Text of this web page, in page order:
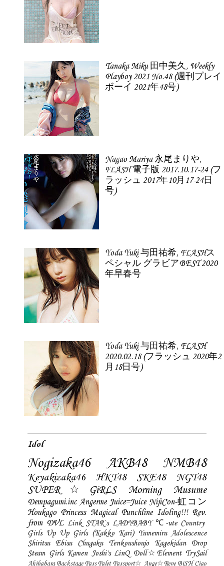
Tanaka Miku 田中美久, Weekly
Playboy 2021 No.48 (週刊プレイ
ボーイ 2021年48号)
Nagao Mariya 永尾まりや,
FLASH 電子版 2017.10.17-24 (フ
ラッシュ 2017年10月17-24日
号)
Yoda Yuki 与田祐希, FLASHス
ペシャル グラビアBEST 2020
年早春号
Yoda Yuki 与田祐希, FLASH
2020.02.18 (フラッシュ 2020年2
月18日号)
Idol
Nogizaka46 AKB48 NMB48
Keyakizaka46 HKT48 SKE48
NGT48
SUPER☆GiRLS
Morning Musume
Dempagumi.inc Angerme Juice=Juice NijiCon-虹コン
Houkago Princess Magical Punchline Idoling!!! Rev.
from DVL Link STAR`s LADYBABY ℃-ute Country
Girls Up Up Girls (Kakko Kari) Yumemiru Adolescence
Shiritsu Ebisu Chugaku
Tenkoushoujo Kagekidan
Drop
Steam Girls Kamen Joshi's LinQ Doll☆Element TrySail
Akihabara Backstage Pass Palet Passport☆ Ange☆Reve BiSH Ciao